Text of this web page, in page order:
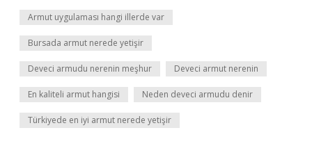
Armut uygulaması hangi illerde var
Bursada armut nerede yetişir
Deveci armudu nerenin meşhur Deveci armut nerenin
En kaliteli armut hangisi Neden deveci armudu denir
Türkiyede en iyi armut nerede yetişir